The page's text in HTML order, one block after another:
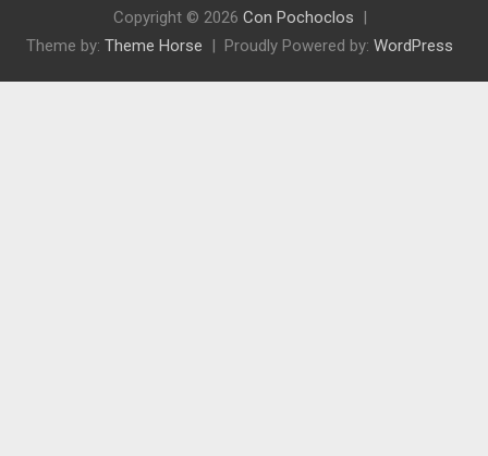
Copyright © 2026 Con Pochoclos
Theme by: Theme Horse Proudly Powered by: WordPress